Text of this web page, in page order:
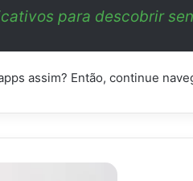
para descobrir
assim? Então, continue